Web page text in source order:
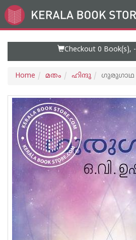
Go
to
Checkout 0 Book(s), -
Home മതം ഹിന്ദു ഗുരുഗാഥ